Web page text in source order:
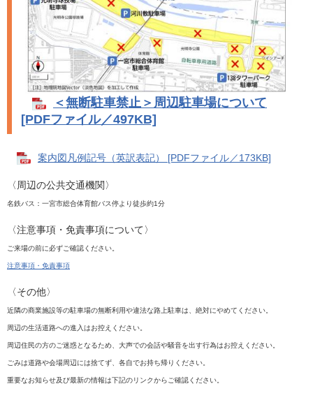
＜無断駐車禁止＞周辺駐車場について
[PDFファイル／497KB]
案内図凡例記号（英訳表記） [PDFファイル／173KB]
〈周辺の公共交通機関〉​​
名鉄バス：一宮市総合体育館バス停より徒歩約1分
〈注意事項・免責事項について〉​
ご来場の前に必ずご確認ください。
注意事項・免責事項
〈その他〉
近隣の商業施設等の駐車場の無断利用や違法な路上駐車は、絶対にやめてください。​
周辺の生活道路への進入はお控えください。
周辺住民の方のご迷惑となるため、大声での会話や騒音を出す行為はお控えください。
ごみは道路や会場周辺には捨てず、各自でお持ち帰りください。
重要なお知らせ及び最新の情報は下記のリンクからご確認ください。